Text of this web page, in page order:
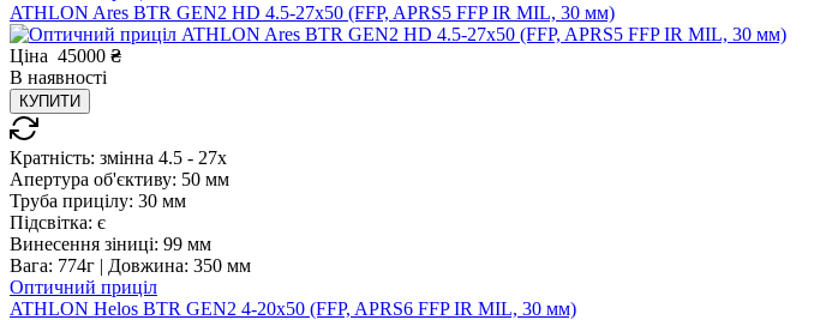
ATHLON Ares BTR GEN2 HD 4.5-27x50 (FFP, APRS5 FFP IR MIL, 30 мм)
Ціна 45000 ₴
В наявності
КУПИТИ
Кратність: змінна 4.5 - 27x
Апертура об'єктиву: 50 мм
Труба прицілу: 30 мм
Підсвітка: є
Винесення зіниці: 99 мм
Вага: 774г | Довжина: 350 мм
Оптичний приціл
ATHLON Helos BTR GEN2 4-20x50 (FFP, APRS6 FFP IR MIL, 30 мм)